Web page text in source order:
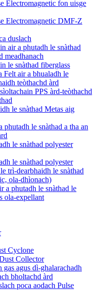
Electromagnetic fon uisge
Electromagnetic DMF-Z
duslach
air a phutadh le snàthad
meadhanach
le snàthad fiberglass
Felt air a bhualadh le
teòthachd àrd
PPS àrd-teòthachd
le snàthad Metas aig
phutadh le snàthad a tha an
le snàthad polyester
le snàthad polyester
trì-dearbhaidh le snàthad
ola-dhìonach)
a phutadh le snàthad le
ola-expellant
Cyclone
Collector
agus dì-ghalarachadh
bholtachd àrd
poca aodach Pulse